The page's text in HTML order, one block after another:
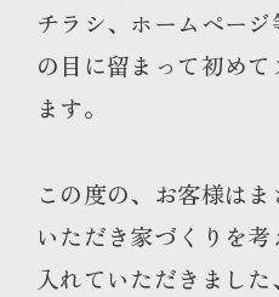
チラシ、ホームペー
の目に留まって初め
ます。
この度の、お客様は
いただき家づくりを考
入れていただきまし